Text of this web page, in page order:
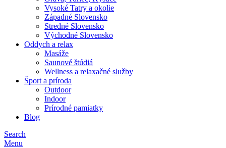
Vysoké Tatry a okolie
Západné Slovensko
Stredné Slovensko
Východné Slovensko
Oddych a relax
Masáže
Saunové štúdiá
Wellness a relaxačné služby
Šport a príroda
Outdoor
Indoor
Prírodné pamiatky
Blog
Search
Menu